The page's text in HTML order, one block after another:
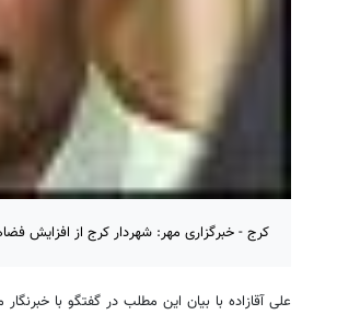
کرج - خبرگزاری مهر: شهردار کرج از افزایش
علی آقازاده با بیان این مطلب در گفتگو با